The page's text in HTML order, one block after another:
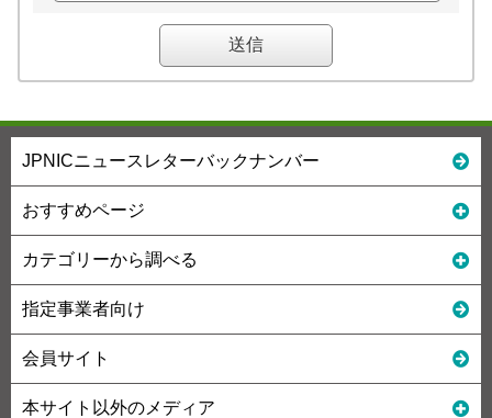
JPNICニュースレターバックナンバー
おすすめページ
カテゴリーから調べる
指定事業者向け
会員サイト
本サイト以外のメディア